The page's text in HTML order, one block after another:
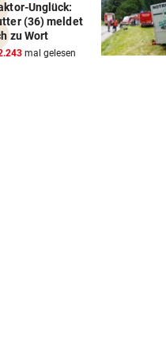
Unglück:
(36) meldet
zu Wort
mal gelesen